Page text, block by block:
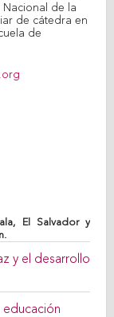
Nacional de la
de cátedra en
de
El Salvador y
y el desarrollo
educación